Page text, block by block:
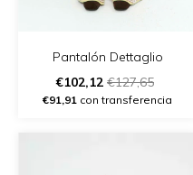
Pantalón Dettaglio
€102,12 €127,65
€91,91 con transferencia